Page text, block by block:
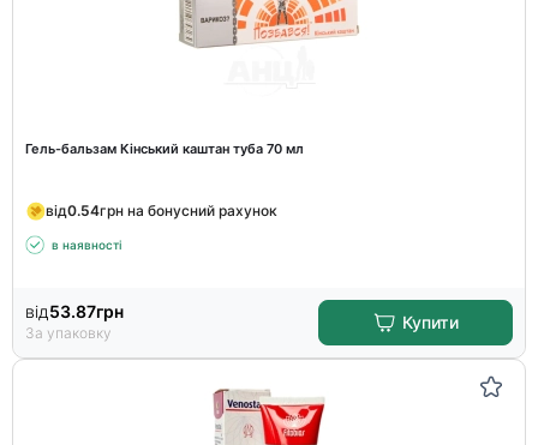
Гель-бальзам Кінський каштан туба 70 мл
від0.54грн на бонусний рахунок
в наявності
від53.87грн
За упаковку
Купити